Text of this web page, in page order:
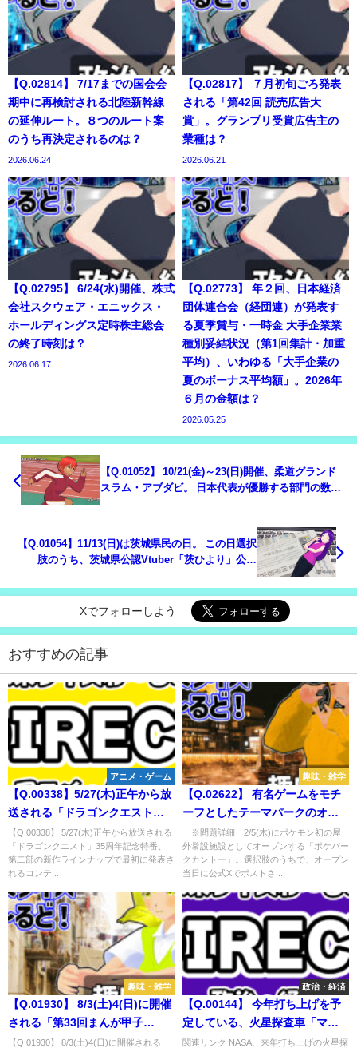
【Q.02814】 7/17までの国会会
期中に再検討される北陸新幹線
の延伸ルート。８つのルート案
のうち再決定されるのは？
2026.06.24
【Q.02817】 ７月初旬ごろ発表
される「第42回 読売広告大
賞」。グランプリ受賞広告主の
業種は？
2026.06.21
【Q.02795】 6/24(水)開催、株式
会社スクウェア・エニックス・
ホールディングス定時株主総会
の終了時刻は？
2026.06.17
【Q.02773】 年２回、日本経済
団体連合会（経団連）が発表す
る夏季賞与・一時金 大手企業業
種別妥結状況（第1回集計・加重
平均）、いわゆる「大手企業の
夏のボーナス平均額」。2026年
６月の金額は？
2026.05.25
【Q.01052】 10/21(金)～23(日)開催、柔道グランド
スラム・アブダビ。 日本代表が優勝する部門の数
【Q.01054】11/13(日)は茨城県民の日。 この日選択
肢のうち、茨城県公認Vtuber「茨ひより」公式
Xでフォローしよう
おすすめの記事
アニメ・ゲーム
【Q.00338】5/27(木)正午から放
送される「ドラゴンクエスト」
35周年記念特番、第二部の新作
ラインナップで最初に発表され
るコンテンツは？
【Q.00338】 5/27(木)正午から放送される
「ドラゴンクエスト」35周年記念特番、
第二部の新作ラインナップで最初に発表さ
れるコンテ...
趣味・雑学
【Q.02622】 有名ゲームをモチ
ーフとしたテーマパークのオー
プン当日のXに関する問題
※問題詳細 2/5(木)にポケモン初の屋
外常設施設としてオープンする「ポケパー
クカントー」。選択肢のうちで、オープン
当日に公式Xでポストさ...
趣味・雑学
【Q.01930】 8/3(土)4(日)に開催
される「第33回まんが甲子
園」。 最優秀賞に選ばれる学校
【Q.01930】 8/3(土)4(日)に開催される
政治・経済
【Q.00144】 今年打ち上げを予
定している、火星探査車「マー
ズ2020」。 実際の打ち上げ時期
関連リンク NASA、来年打ち上げの火星探